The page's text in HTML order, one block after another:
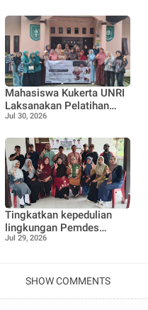
Mahasiswa Kukerta UNRI
Laksanakan Pelatihan
Pemanfaatan Minyak
Aromaterapi bersama Tim
Penggerak PKK
Pangkalan Nyirih
Jul 30, 2026
Tingkatkan kepedulian
lingkungan Pemdes
Pangkalan Nyirih gelar
Jul 29, 2026
SHOW COMMENTS